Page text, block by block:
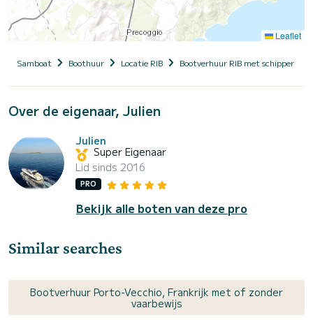
Leaflet
Samboat Boothuur Locatie RIB Bootverhuur RIB met schipper
Over de eigenaar, Julien
Julien
Super Eigenaar
Lid sinds 2016
PRO
Bekijk alle boten van deze pro
Similar searches
Bootverhuur Porto-Vecchio, Frankrijk met of zonder
vaarbewijs